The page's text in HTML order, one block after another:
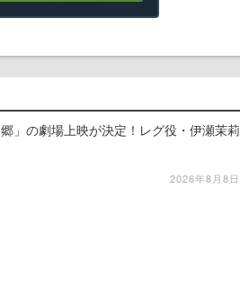
」の劇場上映が決定！レグ役・伊瀬茉莉
2026年8月8日